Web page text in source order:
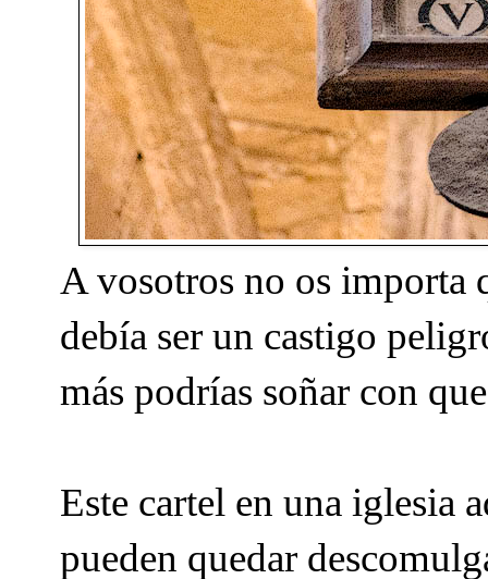
A vosotros no os importa
debía ser un castigo
más podrías soñar con
Este cartel en una iglesia
pueden quedar